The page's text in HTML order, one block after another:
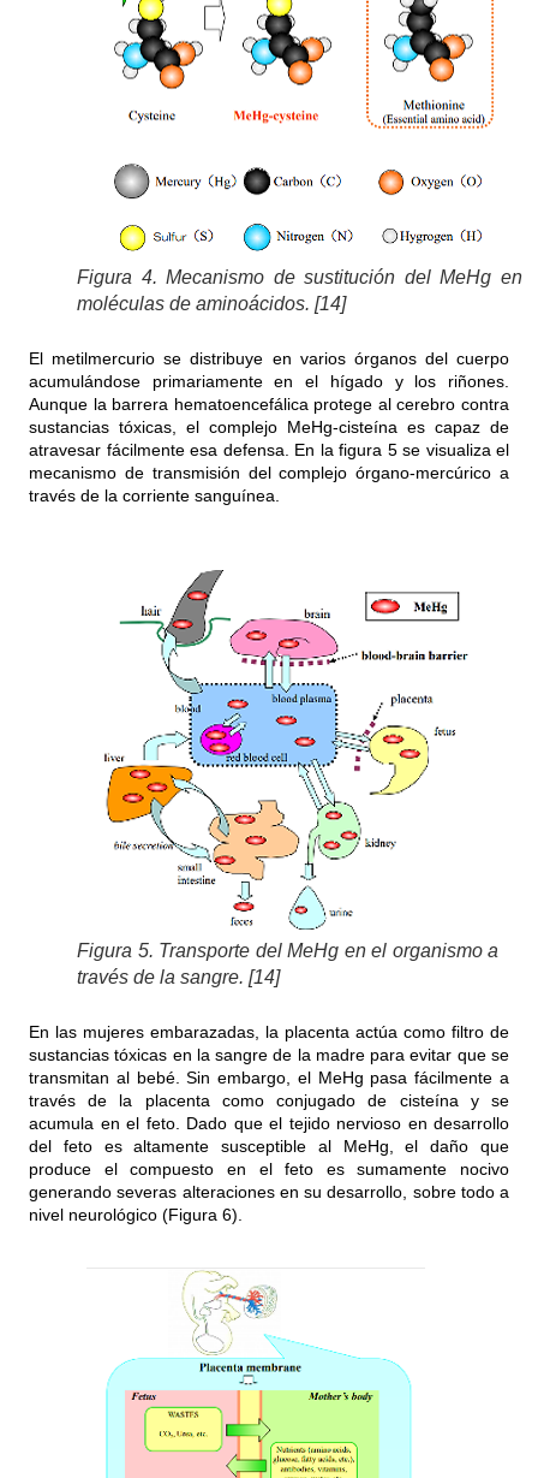
Figura 4. Mecanismo de sustitución del MeHg en
moléculas de aminoácidos. [14]
El metilmercurio se distribuye en varios órganos del cuerpo
acumulándose primariamente en el hígado y los riñones.
Aunque la barrera hematoencefálica protege al cerebro contra
sustancias tóxicas, el complejo MeHg-cisteína es capaz de
atravesar fácilmente esa defensa. En la figura 5 se visualiza el
mecanismo de transmisión del complejo órgano-mercúrico a
través de la corriente sanguínea.
Figura 5. Transporte del MeHg en el organismo a
través de la sangre. [14]
En las mujeres embarazadas, la placenta actúa como filtro de
sustancias tóxicas en la sangre de la madre para evitar que se
transmitan al bebé. Sin embargo, el MeHg pasa fácilmente a
través de la placenta como conjugado de cisteína y se
acumula en el feto. Dado que el tejido nervioso en desarrollo
del feto es altamente susceptible al MeHg, el daño que
produce el compuesto en el feto es sumamente nocivo
generando severas alteraciones en su desarrollo, sobre todo a
nivel neurológico (Figura 6).